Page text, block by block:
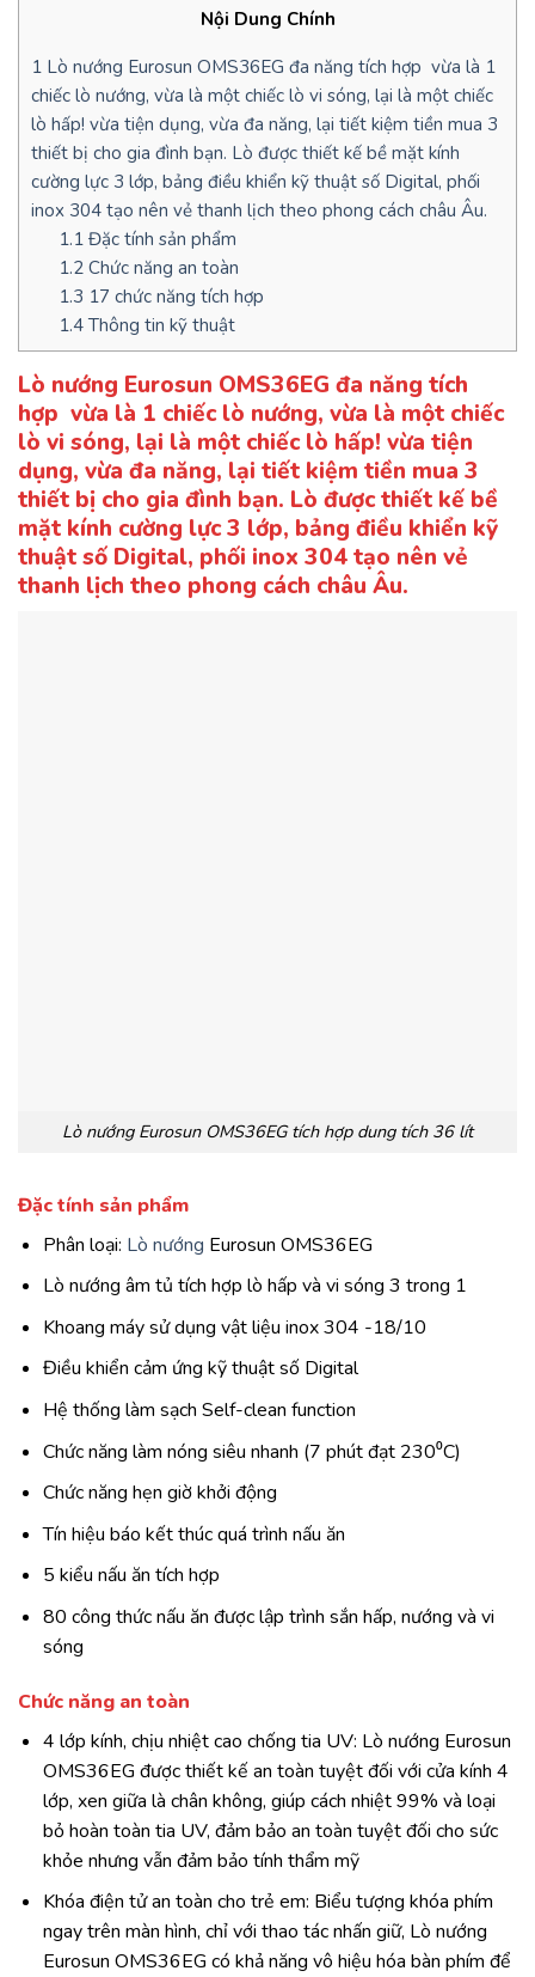
Nội Dung Chính
1 Lò nướng Eurosun OMS36EG đa năng tích hợp vừa là 1
chiếc lò nướng, vừa là một chiếc lò vi sóng, lại là một chiếc
lò hấp! vừa tiện dụng, vừa đa năng, lại tiết kiệm tiền mua 3
thiết bị cho gia đình bạn. Lò được thiết kế bề mặt kính
cường lực 3 lớp, bảng điều khiển kỹ thuật số Digital, phối
inox 304 tạo nên vẻ thanh lịch theo phong cách châu Âu.
1.1Đặc tính sản phẩm
1.2Chức năng an toàn
1.3 17 chức năng tích hợp
1.4Thông tin kỹ thuật
Lò nướng Eurosun OMS36EG đa năng tích
hợp vừa là 1 chiếc lò nướng, vừa là một chiếc
lò vi sóng, lại là một chiếc lò hấp! vừa tiện
dụng, vừa đa năng, lại tiết kiệm tiền mua 3
thiết bị cho gia đình bạn. Lò được thiết kế bề
mặt kính cường lực 3 lớp, bảng điều khiển kỹ
thuật số Digital, phối inox 304 tạo nên vẻ
thanh lịch theo phong cách châu Âu.
Lò nướng Eurosun OMS36EG tích hợp dung tích 36 lít
Đặc tính sản phẩm
Phân loại: Lò nướng Eurosun OMS36EG
Lò nướng âm tủ tích hợp lò hấp và vi sóng 3 trong 1
Khoang máy sử dụng vật liệu inox 304 -18/10
Điều khiển cảm ứng kỹ thuật số Digital
Hệ thống làm sạch Self-clean function
Chức năng làm nóng siêu nhanh (7 phút đạt 230⁰C)
Chức năng hẹn giờ khởi động
Tín hiệu báo kết thúc quá trình nấu ăn
5 kiểu nấu ăn tích hợp
80 công thức nấu ăn được lập trình sắn hấp, nướng và vi
sóng
Chức năng an toàn
4 lớp kính, chịu nhiệt cao chống tia UV: Lò nướng Eurosun
OMS36EG được thiết kế an toàn tuyệt đối với cửa kính 4
lớp, xen giữa là chân không, giúp cách nhiệt 99% và loại
bỏ hoàn toàn tia UV, đảm bảo an toàn tuyệt đối cho sức
khỏe nhưng vẫn đảm bảo tính thẩm mỹ
Khóa điện tử an toàn cho trẻ em: Biểu tượng khóa phím
ngay trên màn hình, chỉ với thao tác nhấn giữ, Lò nướng
Eurosun OMS36EG có khả năng vô hiệu hóa bàn phím để